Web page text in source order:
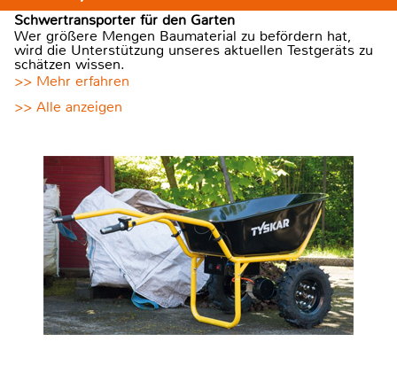
Schwertransporter für den Garten
Wer größere Mengen Baumaterial zu befördern hat,
wird die Unterstützung unseres aktuellen Testgeräts zu
schätzen wissen.
>> Mehr erfahren
>> Alle anzeigen